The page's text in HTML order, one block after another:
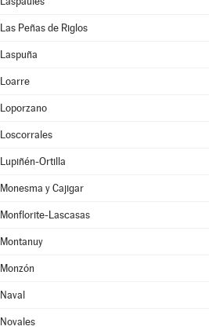
Las Peñas de Riglos
Laspuña
Loarre
Loporzano
Loscorrales
Lupiñén-Ortilla
Monesma y Cajigar
Monflorite-Lascasas
Montanuy
Monzón
Naval
Novales